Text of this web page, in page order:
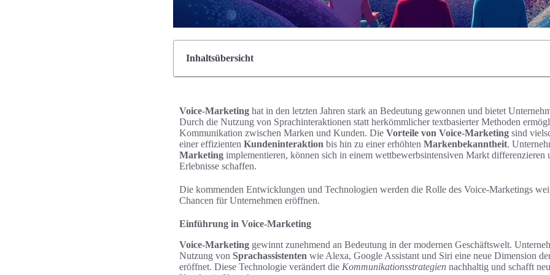
Inhaltsübersicht
Voice-Marketing hat in den letzten Jahren stark an Bedeutung gewonnen und bietet
Durch die Nutzung von Sprachinteraktionen statt herkömmlicher textbasierter Methoden
Kommunikation zwischen Marken und Kunden. Die Vorteile von Voice-Marketing sind
einer effizienten Kundeninteraktion bis hin zu einer erhöhten Markenbekanntheit.
Marketing implementieren, können sich in einem wettbewerbsintensiven Markt differenzieren
Erlebnisse schaffen.
Die kommenden Entwicklungen und Technologien werden die Rolle des Voice-Marketings
Chancen für Unternehmen eröffnen.
Einführung in Voice-Marketing
Voice-Marketing gewinnt zunehmend an Bedeutung in der modernen Geschäftswelt.
Nutzung von Sprachassistenten wie Alexa, Google Assistant und Siri eine neue Dimension
eröffnet. Diese Technologie verändert die Kommunikationsstrategien nachhaltig und schafft